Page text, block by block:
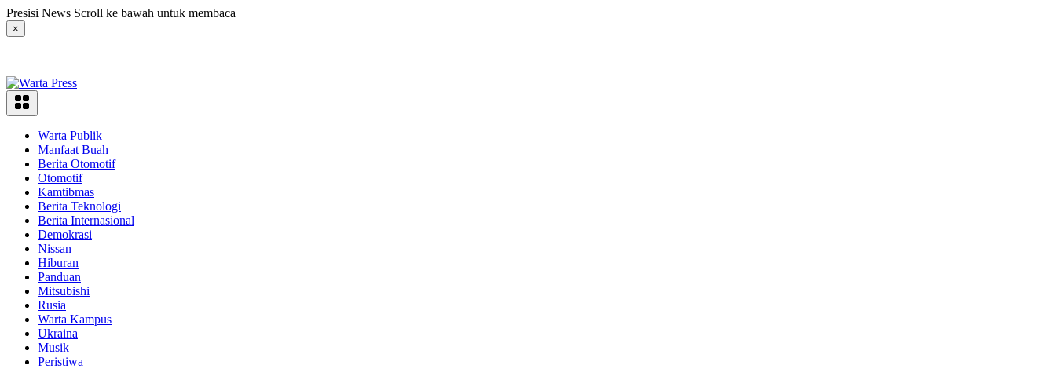
Langsung
ke
konten
Presisi News Scroll ke bawah untuk membaca
×
Warta Publik
Manfaat Buah
Berita Otomotif
Otomotif
Kamtibmas
Berita Teknologi
Berita Internasional
Demokrasi
Nissan
Hiburan
Panduan
Mitsubishi
Rusia
Warta Kampus
Ukraina
Musik
Peristiwa